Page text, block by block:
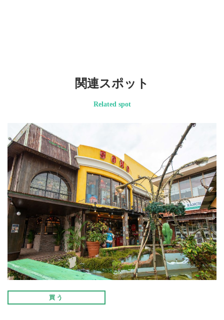
関連スポット
Related spot
買う